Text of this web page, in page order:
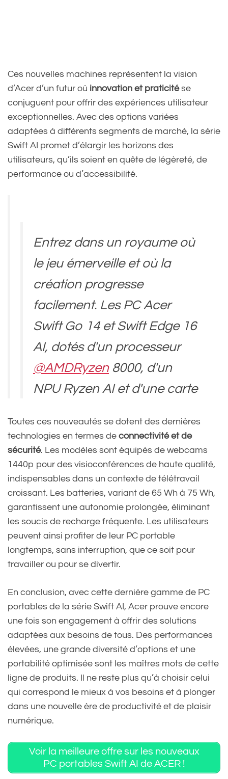
Ces nouvelles machines représentent la vision
d’Acer d’un futur où innovation et praticitése
conjuguent pour offrir des expériences utilisateur
exceptionnelles. Avec des options variées
adaptées à différents segments de marché, la série
Swift AI promet d’élargir les horizons des
utilisateurs, qu’ils soient en quête de légèreté, de
performance ou d’accessibilité.
Entrez dans un royaume où
le jeu émerveille et où la
création progresse
facilement. Les PC Acer
Swift Go 14 et Swift Edge 16
AI, dotés d'un processeur
@AMDRyzen8000, d'un
NPU Ryzen AI et d'une carte
offrent l'agilité nécessaire
pour donner vie à vos…
pic.twitter.com/ZKVhdLoPZ
C
— Acer France 🇫🇷
(@AcerFrance)June 24,
Toutes ces nouveautés se dotent des dernières
technologies en termes de connectivité et de
sécurité. Les modèles sont équipés de webcams
1440p pour des visioconférences de haute qualité,
indispensables dans un contexte de télétravail
croissant. Les batteries, variant de 65 Wh à 75 Wh,
garantissent une autonomie prolongée, éliminant
les soucis de recharge fréquente. Les utilisateurs
peuvent ainsi profiter de leur PC portable
longtemps, sans interruption, que ce soit pour
travailler ou pour se divertir.
En conclusion, avec cette dernière gamme de PC
portables de la série Swift AI, Acer prouve encore
une fois son engagement à offrir des solutions
adaptées aux besoins de tous. Des performances
élevées, une grande diversité d’options et une
portabilité optimisée sont les maîtres mots de cette
ligne de produits. Il ne reste plus qu’à choisir celui
qui correspond le mieux à vos besoins et à plonger
dans une nouvelle ère de productivité et de plaisir
numérique.
Voir la meilleure offre sur les nouveaux
PC portables Swift AI de ACER !